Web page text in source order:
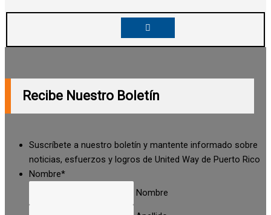
Recibe Nuestro Boletín
Suscríbete a nuestro boletín y mantente informado sobre
noticias, esfuerzos y logros de United Way de Puerto Rico
Nombre*
Nombre